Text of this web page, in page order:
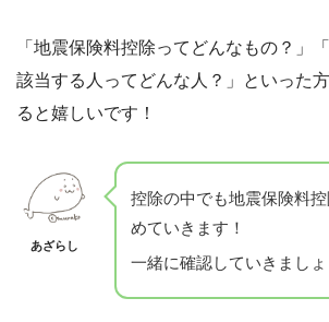
「地震保険料控除ってどんなもの？」
該当する人ってどんな人？」といった
ると嬉しいです！
あざらし
控除の中でも地震保険料
めていきます！
一緒に確認していきましょ